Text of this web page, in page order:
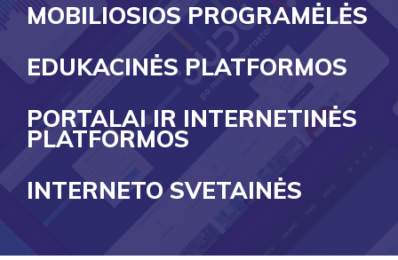
MOBILIOSIOS PROGRAMĖLĖS
EDUKACINĖS PLATFORMOS
PORTALAI IR INTERNETINĖS
PLATFORMOS
INTERNETO SVETAINĖS